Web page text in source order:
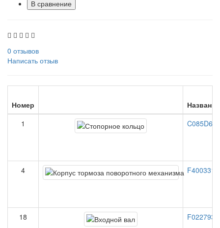
В сравнение
0 отзывов
Написать отзыв
Номер
Название
1
C085D60
4
18